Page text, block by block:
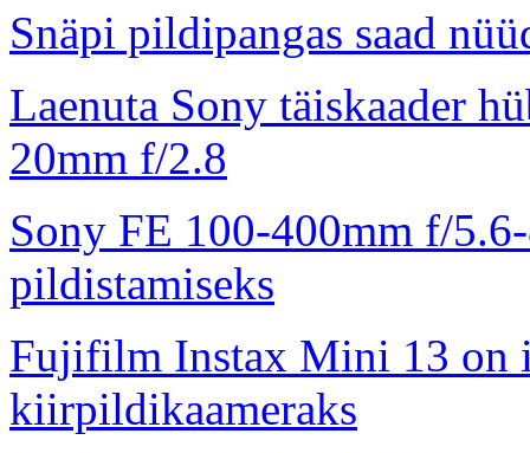
Snäpi pildipangas saad
Laenuta Sony täiskaader
20mm f/2.8
Sony FE 100-400mm f/
pildistamiseks
Fujifilm Instax Mini 13 on
kiirpildikaameraks